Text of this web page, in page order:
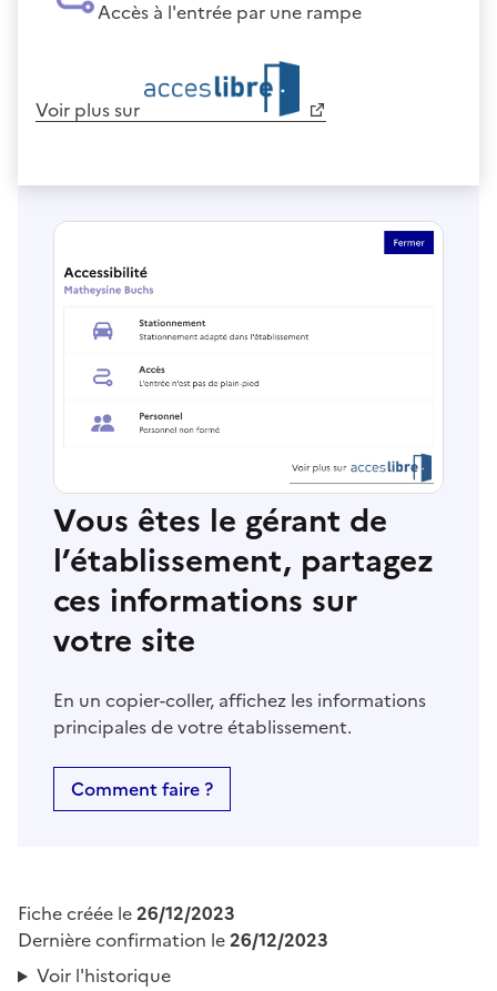
Accès à l'entrée par une rampe
Voir plus sur
Vous êtes le gérant de
l’établissement, partagez
ces informations sur
votre site
En un copier-coller, affichez les informations
principales de votre établissement.
Comment faire ?
Fiche créée le26/12/2023
Dernière confirmation le26/12/2023
Voir l'historique